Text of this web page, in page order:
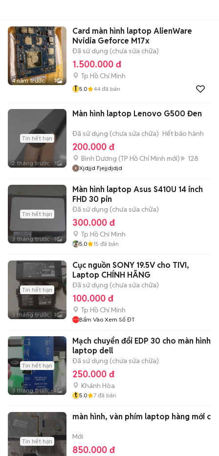
4 năm trước 3
Card màn hình laptop AlienWare
Nvidia Geforce M17x
Đã sử dụng (chưa sửa chữa)
1.500.000 đ
Tp Hồ Chí Minh
T 5.0 44 đã bán
Tin hết hạn
2 tháng trước 1
Màn hình laptop Lenovo G500 Đen
Đã sử dụng (chưa sửa chữa) Hết bảo hành
200.000 đ
Bình Dương (TP Hồ Chí Minh mới) 128
Xjdjjd Fjejjdjdjd
Tin hết hạn
3 tháng trước 3
Màn hình laptop Asus S410U 14 inch
FHD 30 pin
Đã sử dụng (chưa sửa chữa)
300.000 đ
Tp Hồ Chí Minh
5.0 15 đã bán
Tin hết hạn
3 tháng trước 3
Cục nguồn SONY 19.5V cho TIVI,
Laptop CHÍNH HÃNG
Đã sử dụng (chưa sửa chữa)
100.000 đ
Tp Hồ Chí Minh
Bấm Vào Xem Số ĐT
Tin hết hạn
3 tháng trước 2
Mạch chuyển đổi EDP 30 cho màn hình
laptop dell
Đã sử dụng (chưa sửa chữa)
250.000 đ
Khánh Hòa
t 5.0 7 đã bán
Tin hết hạn
màn hình, vàn phím laptop hàng mới c
Mới
850.000 đ